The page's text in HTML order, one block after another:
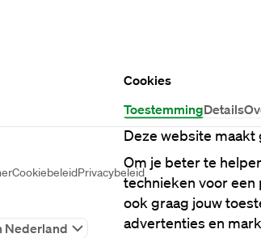
Cookies
ToestemmingDetails
Deze website
Om je beter te
technieken voor
ook graag jouw
advertenties en
Nederland
CookiebeleidPrivacybeleid